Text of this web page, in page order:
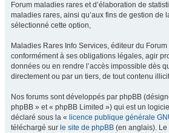
Forum maladies rares et d’élaboration de
maladies rares, ainsi qu’aux fins de gestion de
sélectionné cette option,
Maladies Rares Info Services, éditeur du
conformément à ses obligations légales, agir
données ou en rendre l’accès impossible dès
directement ou par un tiers, de tout contenu
Nos forums sont développés par phpBB
phpBB » et « phpBB Limited ») qui est un
déclaré sous la « licence publique générale
téléchargé sur le site de phpBB (en anglais). Le